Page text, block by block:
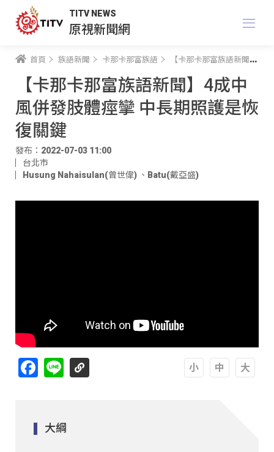
TITV NEWS
原視新聞網
首頁 族語新聞 卡那卡那富族語 【卡那卡那富族語新聞】4成中風併發肢體痙攣 中長期照護是恢復關鍵
【卡那卡那富族語新聞】4成中
風併發肢體痙攣 中長期照護是恢
復關鍵
發布：2022-07-03 11:00
台北市
Husung Nahaisulan(曾世偉) 、 Batu(戴亞盛)
Facebook
Line
大綱